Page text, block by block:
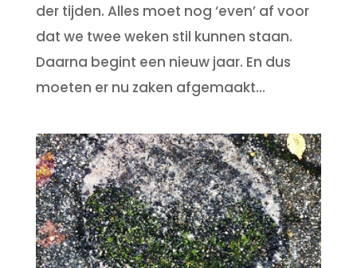
der tijden. Alles moet nog ‘even’ af voor
dat we twee weken stil kunnen staan.
Daarna begint een nieuw jaar. En dus
moeten er nu zaken afgemaakt...